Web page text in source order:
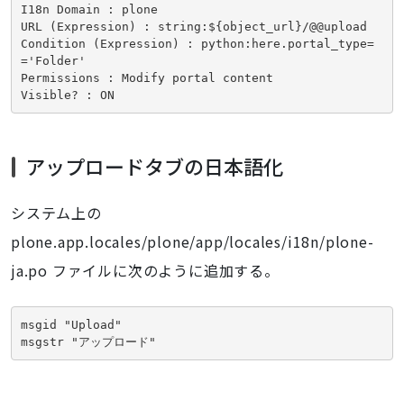
I18n Domain : plone
URL (Expression) : string:${object_url}/@@upload
Condition (Expression) : python:here.portal_type=
='Folder'
Permissions : Modify portal content
アップロードタブの日本語化
システム上の
plone.app.locales/plone/app/locales/i18n/plone-
ja.po ファイルに次のように追加する。
msgid "Upload"
msgstr "アップロード"